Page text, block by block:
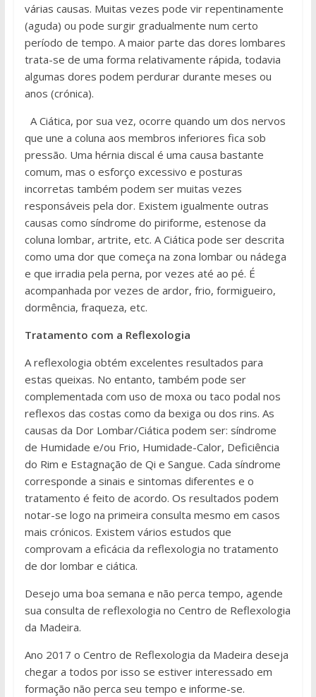
várias causas. Muitas vezes pode vir repentinamente
(aguda) ou pode surgir gradualmente num certo
período de tempo. A maior parte das dores lombares
trata-se de uma forma relativamente rápida, todavia
algumas dores podem perdurar durante meses ou
anos (crónica).
A Ciática, por sua vez, ocorre quando um dos nervos
que une a coluna aos membros inferiores fica sob
pressão. Uma hérnia discal é uma causa bastante
comum, mas o esforço excessivo e posturas
incorretas também podem ser muitas vezes
responsáveis pela dor. Existem igualmente outras
causas como síndrome do piriforme, estenose da
coluna lombar, artrite, etc. A Ciática pode ser descrita
como uma dor que começa na zona lombar ou nádega
e que irradia pela perna, por vezes até ao pé. É
acompanhada por vezes de ardor, frio, formigueiro,
dormência, fraqueza, etc.
Tratamento com a Reflexologia
A reflexologia obtém excelentes resultados para
estas queixas. No entanto, também pode ser
complementada com uso de moxa ou taco podal nos
reflexos das costas como da bexiga ou dos rins. As
causas da Dor Lombar/Ciática podem ser: síndrome
de Humidade e/ou Frio, Humidade-Calor, Deficiência
do Rim e Estagnação de Qi e Sangue. Cada síndrome
corresponde a sinais e sintomas diferentes e o
tratamento é feito de acordo. Os resultados podem
notar-se logo na primeira consulta mesmo em casos
mais crónicos. Existem vários estudos que
comprovam a eficácia da reflexologia no tratamento
de dor lombar e ciática.
Desejo uma boa semana e não perca tempo, agende
sua consulta de reflexologia no Centro de Reflexologia
da Madeira.
Ano 2017 o Centro de Reflexologia da Madeira deseja
chegar a todos por isso se estiver interessado em
formação não perca seu tempo e informe-se.